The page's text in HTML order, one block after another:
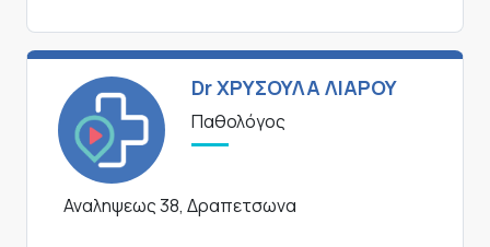
Dr ΧΡΥΣΟΥΛΑ ΛΙΑΡΟΥ
Παθολόγος
Αναληψεως 38, Δραπετσωνα